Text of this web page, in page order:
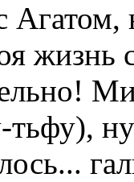
жизнь
тьфу),